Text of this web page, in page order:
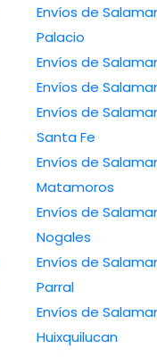
Envíos de
Palacio
Envíos de
Envíos de
Envíos de
Santa Fe
Envíos de
Matamoros
Envíos de
Nogales
Envíos de
Parral
Envíos de
Huixquilucan